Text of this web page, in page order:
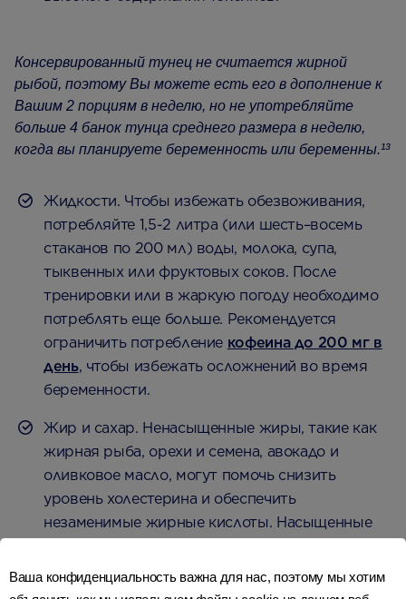
Консервированный тунец не считается жирной
рыбой, поэтому Вы можете есть его в дополнение к
Вашим 2 порциям в неделю, но не употребляйте
больше 4 банок тунца среднего размера в неделю,
когда вы планируете беременность или беременны.¹³
Жидкости. Чтобы избежать обезвоживания,
потребляйте 1,5-2 литра (или шесть–восемь
стаканов по 200 мл) воды, молока, супа,
тыквенных или фруктовых соков. После
тренировки или в жаркую погоду необходимо
потреблять еще больше. Рекомендуется
ограничить потребление кофеина до 200 мг в
день, чтобы избежать осложнений во время
беременности.
Жир и сахар. Ненасыщенные жиры, такие как
жирная рыба, орехи и семена, авокадо и
оливковое масло, могут помочь снизить
уровень холестерина и обеспечить
незаменимые жирные кислоты. Насыщенные
г в день для женщин и 30 г — для мужчин. А
сахар должен составлять не более 10% вашего
Ваша конфиденциальность важна для нас, поэтому мы хотим